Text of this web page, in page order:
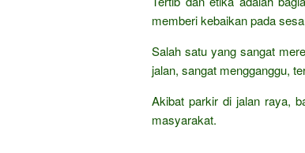
memberi kebaikan pada
Salah satu yang sangat
jalan, sangat mengganggu,
Akibat parkir di jalan raya,
masyarakat.